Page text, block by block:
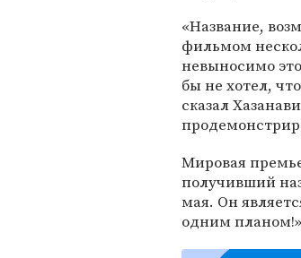
«Название,
фильмом
невыносимо
бы не хотел,
сказал
Мировая
получивший
мая. Он
одним